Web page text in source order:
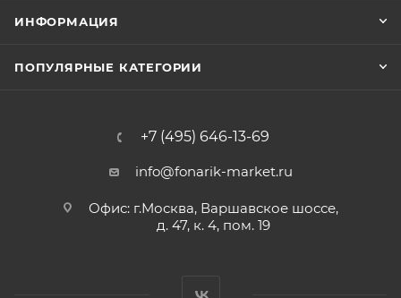
ИНФОРМАЦИЯ
ПОПУЛЯРНЫЕ КАТЕГОРИИ
+7 (495) 646-13-69
info@fonarik-market.ru
Офис: г.Москва, Варшавское шоссе,
д. 47, к. 4, пом. 19